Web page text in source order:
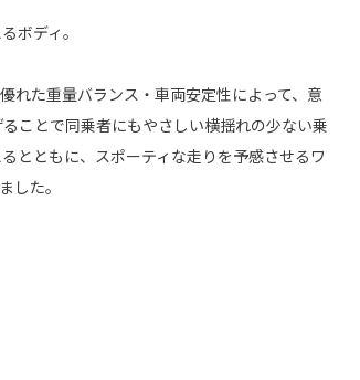
ボディ。
れた重量バランス・車両安定性によって、意
ことで同乗者にもやさしい横揺れの少ない乗
とともに、スポーティな走りを予感させるワ
した。